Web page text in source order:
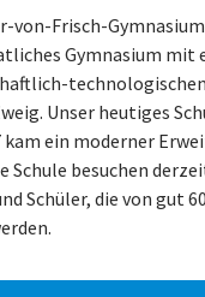
von-Frisch-
Gymnasium mit
Unser heutiges
kam ein moderner
Schule besuchen
Schüler, die von gut